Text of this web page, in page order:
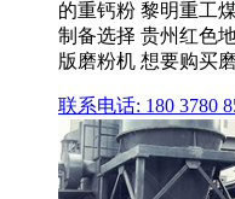
的重钙粉 黎明重工
制备选择 贵州红色
版磨粉机 想要购买
联系电话: 180 3780